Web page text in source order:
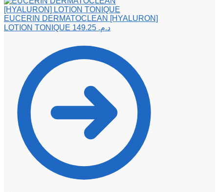
EUCERIN DERMATOCLEAN [HYALURON]
LOTION TONIQUE
د.م.